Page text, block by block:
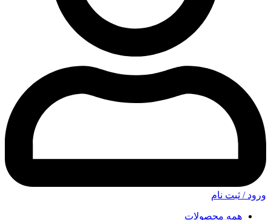
ورود / ثبت نام
همه محصولات